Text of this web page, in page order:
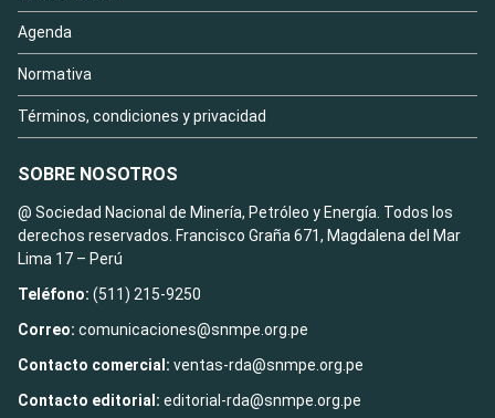
Agenda
Normativa
Términos, condiciones y privacidad
SOBRE NOSOTROS
@ Sociedad Nacional de Minería, Petróleo y Energía. Todos los
derechos reservados. Francisco Graña 671, Magdalena del Mar
Lima 17 – Perú
Teléfono: (511) 215-9250
Correo: comunicaciones@snmpe.org.pe
Contacto comercial: ventas-rda@snmpe.org.pe
Contacto editorial: editorial-rda@snmpe.org.pe